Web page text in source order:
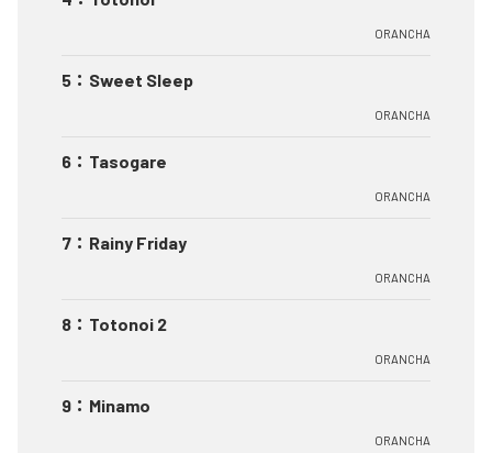
ORANCHA
5 ： Sweet Sleep
ORANCHA
6 ： Tasogare
ORANCHA
7 ： Rainy Friday
ORANCHA
8 ： Totonoi 2
ORANCHA
9 ： Minamo
ORANCHA